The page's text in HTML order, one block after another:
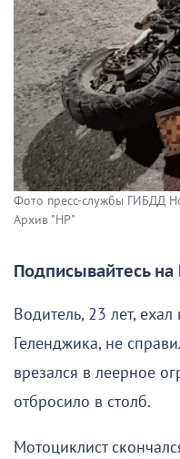
Фото пресс-службы ГИБДД
Архив "НР"
Подписывайтесь на
Водитель, 23 лет,
Геленджика, не
врезался в леерное
отбросило в столб.
Мотоциклист